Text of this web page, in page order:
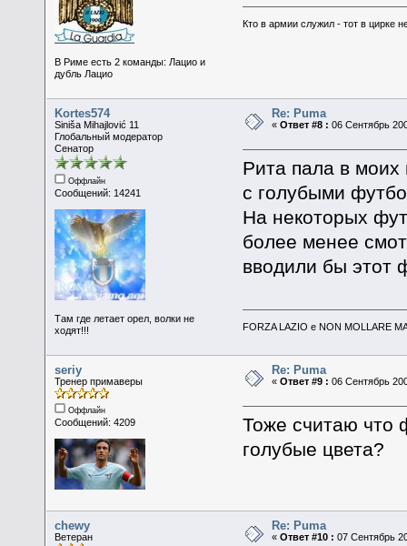
В Риме есть 2 команды: Лацио и
дубль Лацио
Кто в армии служил - тот в цирке
Kortes574
Siniša Mihajlović 11
Глобальный модератор
Сенатор
Оффлайн
Сообщений: 14241
Там где летает орел, волки не
ходят!!!
Re: Puma
«Ответ #8 : 06 Сентябрь
Рита пала в моих
с голубыми
На некоторых
более менее
вводили бы этот
FORZA LAZIO e NON MOLLARE
seriy
Тренер примаверы
Оффлайн
Сообщений: 4209
Re: Puma
«Ответ #9 : 06 Сентябрь
Тоже считаю что
голубые цвета?
chewy
Ветеран
Re: Puma
«Ответ #10 : 07 Сентябрь